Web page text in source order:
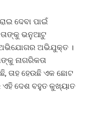
ଦେବା ପାଇଁ
ତାଙ୍କୁ ଭନୁଆଟୁ
ଅଭିଯୋଗର ଅଭିଯୁକ୍ତ ।
ନାଗରିକତା
ତାହ ହେଉଛି ଏକ ଛୋଟ
ଏହି ଦେଶ ବହୁତ କୁଖ୍ୟାତ